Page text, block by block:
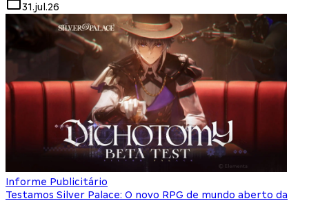
31.jul.26
Informe Publicitário
Testamos Silver Palace: O novo RPG de mundo aberto da